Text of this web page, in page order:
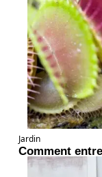
Jardin
Comment